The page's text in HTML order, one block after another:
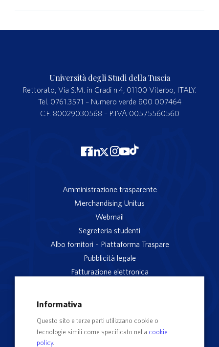
Università degli Studi della Tuscia
Rettorato, Via S.M. in Gradi n.4, 01100 Viterbo, ITALY.
Tel. 0761.3571 – Numero verde 800 007464
C.F. 80029030568 – P.IVA 00575560560
Amministrazione trasparente
Merchandising Unitus
Webmail
Segreteria studenti
Albo fornitori – Piattaforma Traspare
Pubblicità legale
Fatturazione elettronica
Servizio reclami
Informativa
Questo sito e terze parti utilizzano cookie o
tecnologie simili come specificato nella cookie
policy.